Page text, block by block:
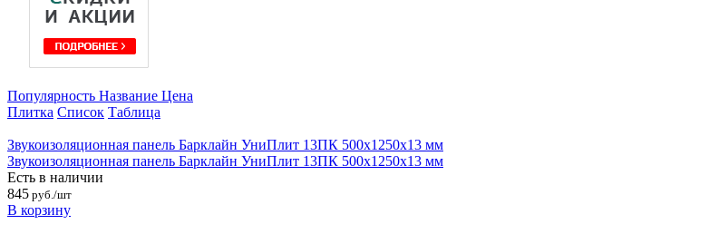
Популярность Название Цена
Плитка Список Таблица
Звукоизоляционная панель Барклайн УниПлит 13ПК 500х1250х13 мм
Звукоизоляционная панель Барклайн УниПлит 13ПК 500х1250х13 мм
Есть в наличии
845 руб./шт
В корзину